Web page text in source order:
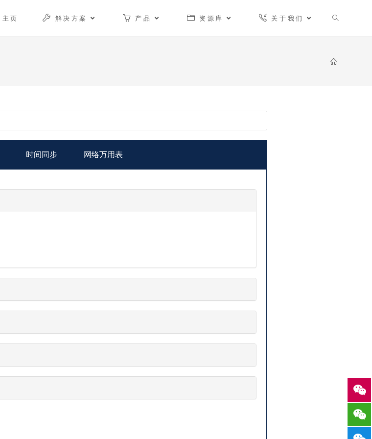
主页 解决方案 产品 资源库 关于我们
时间同步 网络万用表